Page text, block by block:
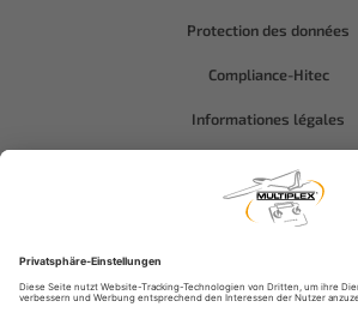
Protection des données
Compliance-Hitec
Informationes légales